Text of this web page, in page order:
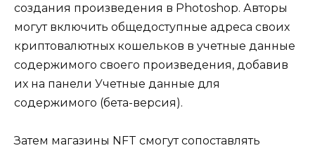
создания произведения в Photoshop. Авторы
могут включить общедоступные адреса своих
криптовалютных кошельков в учетные данные
содержимого своего произведения, добавив
их на панели Учетные данные для
содержимого (бета-версия).
Затем магазины NFT смогут сопоставлять